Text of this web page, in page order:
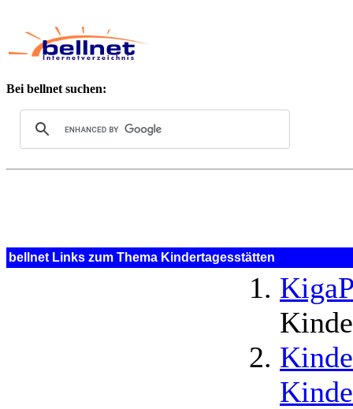
Bei bellnet suchen:
bellnet Links zum Thema Kindertagesstätten